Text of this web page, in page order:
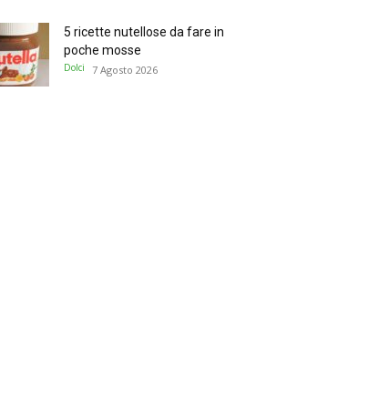
5 ricette nutellose da fare in
poche mosse
Dolci 7 Agosto 2026